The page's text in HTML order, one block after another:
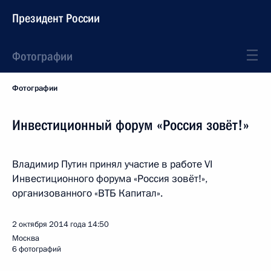
Президент России
Фотографии
Фотографии
Инвестиционный форум «Россия зовёт!»
Владимир Путин принял участие в работе VI
Инвестиционного форума «Россия зовёт!»,
организованного «ВТБ Капитал».
2 октября 2014 года 14:50
Москва
6 фотографий